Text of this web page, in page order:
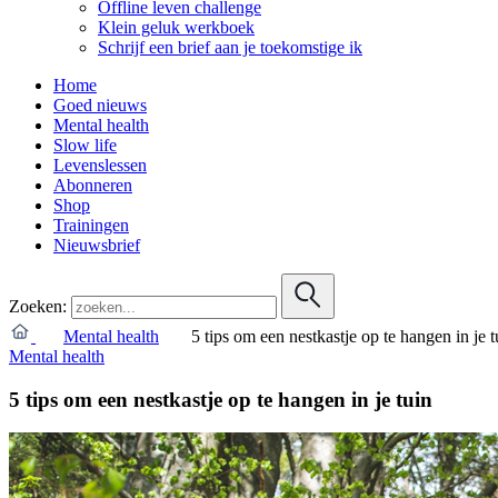
Offline leven challenge
Klein geluk werkboek
Schrijf een brief aan je toekomstige ik
Home
Goed nieuws
Mental health
Slow life
Levenslessen
Abonneren
Shop
Trainingen
Nieuwsbrief
Zoeken:
Mental health
5 tips om een nestkastje op te hangen in je
Mental health
5 tips om een nestkastje op te hangen in je tuin